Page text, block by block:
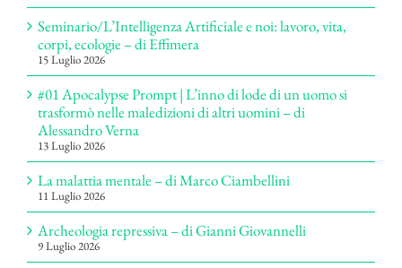
Seminario/L’Intelligenza Artificiale e noi: lavoro, vita,
corpi, ecologie – di Effimera
15 Luglio 2026
#01 Apocalypse Prompt | L’inno di lode di un uomo si
trasformò nelle maledizioni di altri uomini – di
Alessandro Verna
13 Luglio 2026
La malattia mentale – di Marco Ciambellini
11 Luglio 2026
Archeologia repressiva – di Gianni Giovannelli
9 Luglio 2026